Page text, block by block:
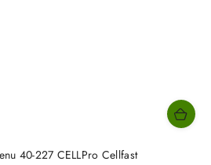
40-227 CELLPro Cellfast